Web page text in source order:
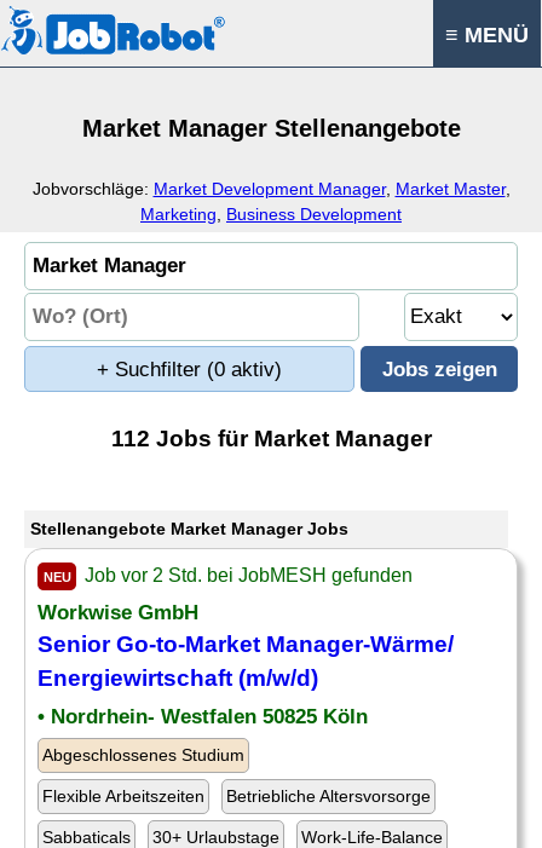
≡ MENÜ
Market Manager Stellenangebote
Jobvorschläge: Market Development Manager, Market Master,
Marketing
Business Development
+ Suchfilter (0 aktiv)
112 Jobs für Market Manager
Stellenangebote Market Manager Jobs
NEU Job vor 2 Std. bei JobMESH gefunden
Workwise GmbH
Senior Go-to-Market Manager-Wärme/
Energiewirtschaft (m/w/d)
• Nordrhein- Westfalen 50825 Köln
Abgeschlossenes Studium
Flexible Arbeitszeiten Betriebliche Altersvorsorge
Sabbaticals 30+ Urlaubstage Work-Life-Balance